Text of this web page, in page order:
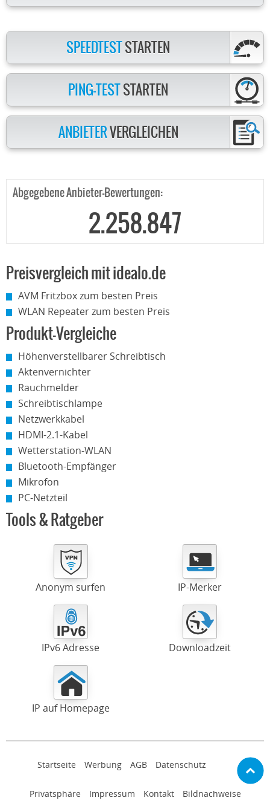
SPEEDTESTSTARTEN
PING-TESTSTARTEN
ANBIETERVERGLEICHEN
Abgegebene Anbieter-Bewertungen:
2.258.847
Preisvergleich mit idealo.de
AVM Fritzbox zum besten Preis
WLAN Repeater zum besten Preis
Produkt-Vergleiche
Höhenverstellbarer Schreibtisch
Aktenvernichter
Rauchmelder
Schreibtischlampe
Netzwerkkabel
HDMI-2.1-Kabel
Wetterstation-WLAN
Bluetooth-Empfänger
Mikrofon
PC-Netzteil
Tools & Ratgeber
Anonym surfen IP-Merker
IPv6 Adresse Downloadzeit
IP auf Homepage
Startseite Werbung AGB Datenschutz
Privatsphäre Impressum Kontakt Bildnachweise